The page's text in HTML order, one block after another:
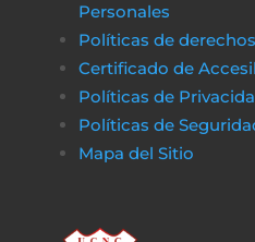
Personales
Políticas de
Certificado de
Políticas de
Políticas de
Mapa del Sitio